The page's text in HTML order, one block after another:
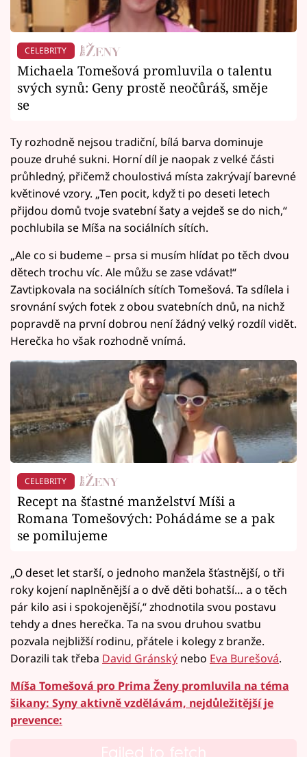
CELEBRITY
Michaela Tomešová promluvila o talentu
svých synů: Geny prostě neočůráš, směje
se
Ty rozhodně nejsou tradiční, bílá barva dominuje
pouze druhé sukni. Horní díl je naopak z velké části
průhledný, přičemž choulostivá místa zakrývají barevné
květinové vzory. „Ten pocit, když ti po deseti letech
přijdou domů tvoje svatební šaty a vejdeš se do nich,“
pochlubila se Míša na sociálních sítích.
„Ale co si budeme – prsa si musím hlídat po těch dvou
dětech trochu víc. Ale můžu se zase vdávat!“
Zavtipkovala na sociálních sítích Tomešová. Ta sdílela i
srovnání svých fotek z obou svatebních dnů, na nichž
popravdě na první dobrou není žádný velký rozdíl vidět.
Herečka ho však rozhodně vnímá.
CELEBRITY
Recept na šťastné manželství Míši a
Romana Tomešových: Pohádáme se a pak
se pomilujeme
„O deset let starší, o jednoho manžela šťastnější, o tři
roky kojení naplněnější a o dvě děti bohatší… a o těch
pár kilo asi i spokojenější,“ zhodnotila svou postavu
tehdy a dnes herečka. Ta na svou druhou svatbu
pozvala nejbližší rodinu, přátele i kolegy z branže.
Dorazili tak třeba David Gránský nebo Eva Burešová.
Míša Tomešová pro Prima Ženy promluvila na téma
šikany: Syny aktivně vzdělávám, nejdůležitější je
prevence:
Failed to fetch